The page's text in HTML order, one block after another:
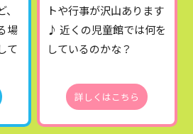
場
て
トや行事が沢山あります
♪ 近くの児童館では何を
しているのかな？
詳しくはこちら